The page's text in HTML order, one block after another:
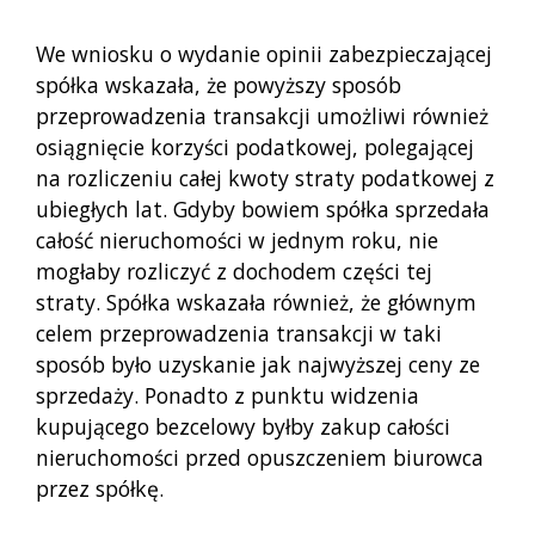
We wniosku o wydanie opinii zabezpieczającej
spółka wskazała, że powyższy sposób
przeprowadzenia transakcji umożliwi również
osiągnięcie korzyści podatkowej, polegającej
na rozliczeniu całej kwoty straty podatkowej z
ubiegłych lat. Gdyby bowiem spółka sprzedała
całość nieruchomości w jednym roku, nie
mogłaby rozliczyć z dochodem części tej
straty. Spółka wskazała również, że głównym
celem przeprowadzenia transakcji w taki
sposób było uzyskanie jak najwyższej ceny ze
sprzedaży. Ponadto z punktu widzenia
kupującego bezcelowy byłby zakup całości
nieruchomości przed opuszczeniem biurowca
przez spółkę.